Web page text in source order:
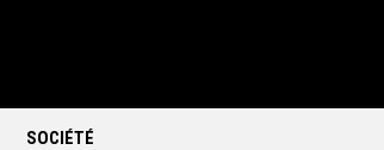
SOCIÉTÉ